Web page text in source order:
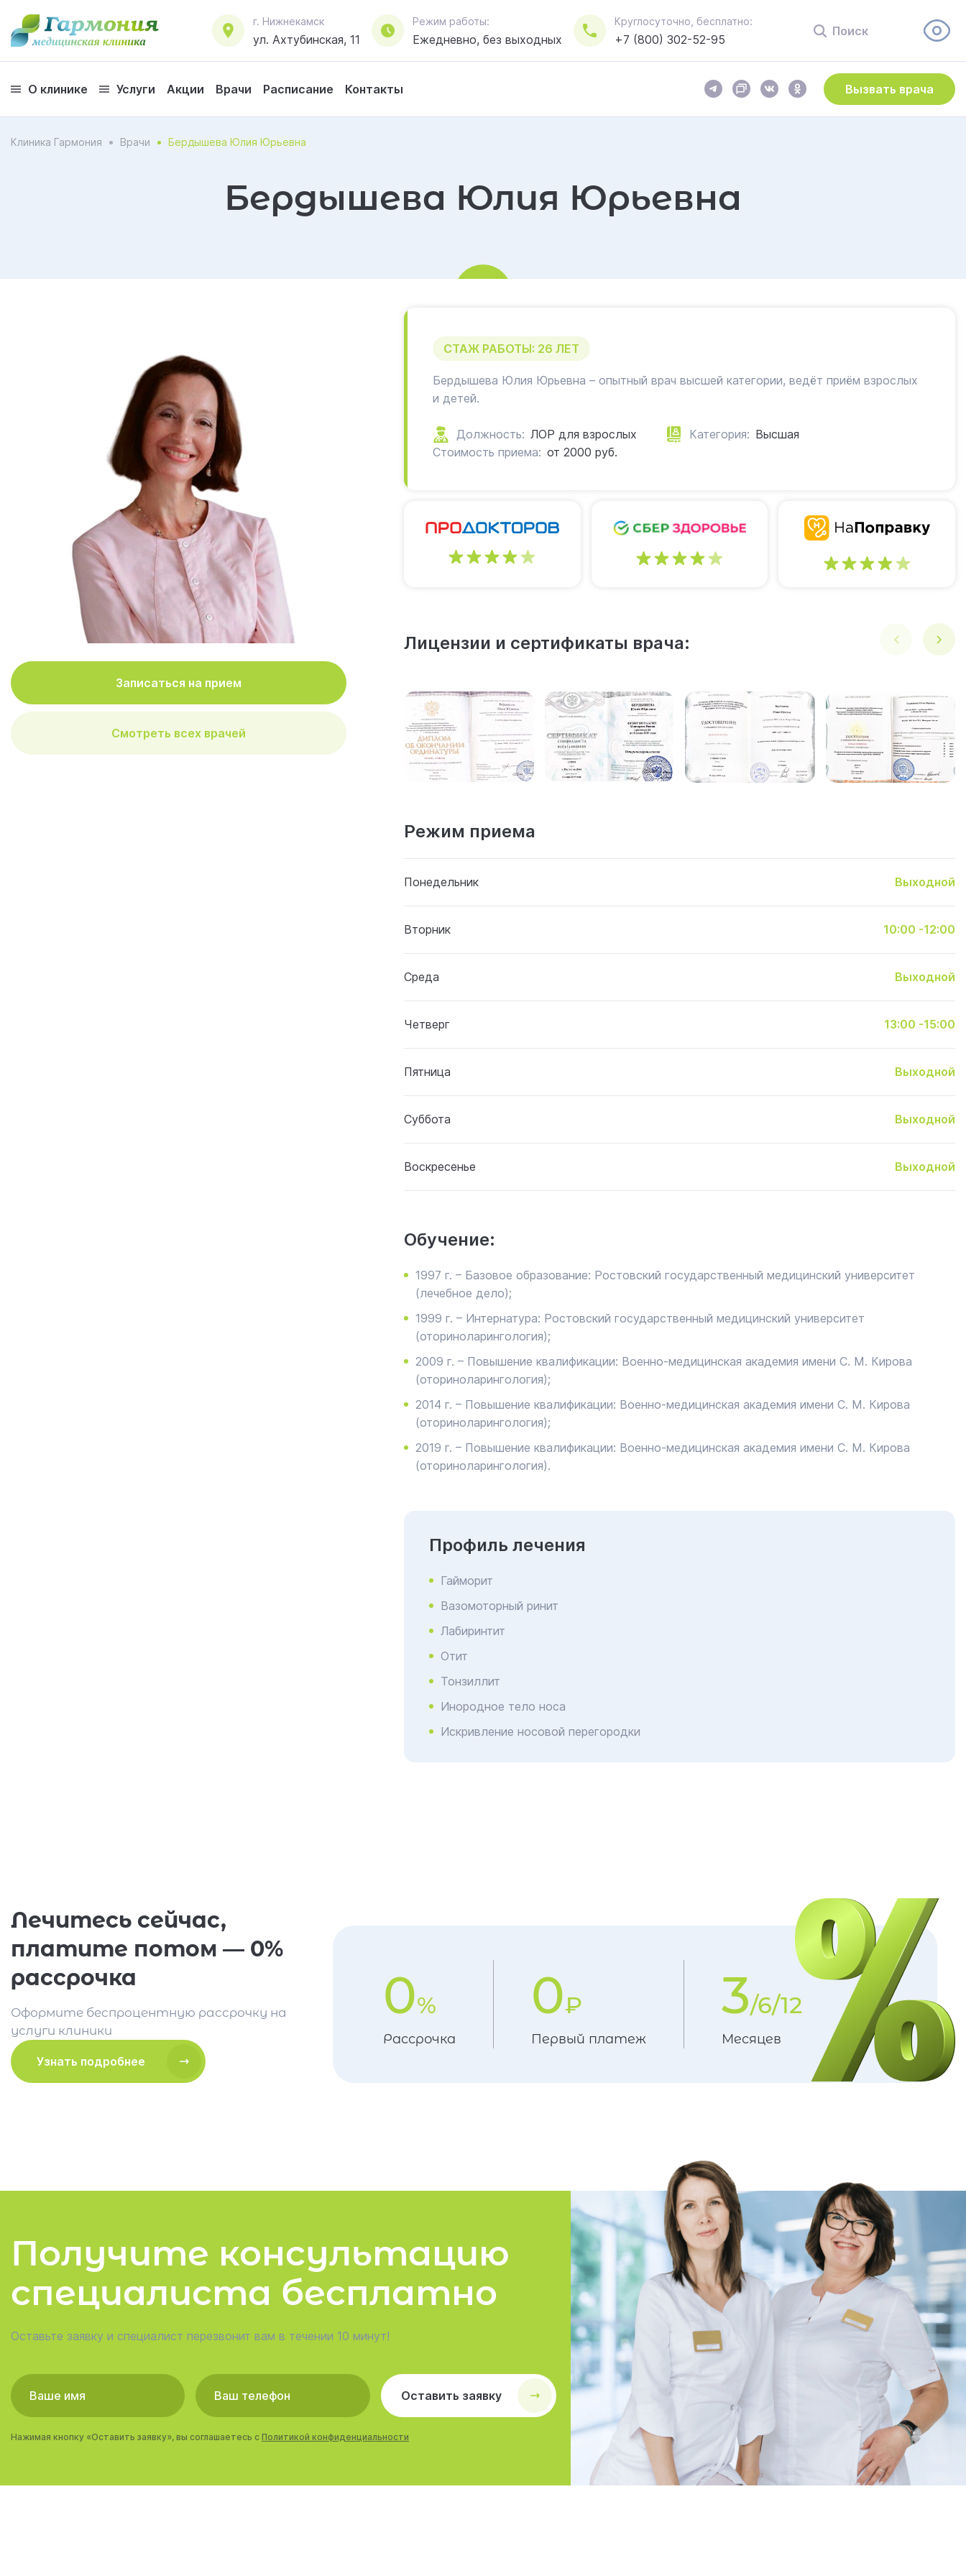
г. Нижнекамск
ул. Ахтубинская, 11
Режим работы:
Ежедневно, без выходных
Круглосуточно, бесплатно:
+7 (800) 302-52-95
Поиск
О клинике Услуги Акции Врачи Расписание Контакты Вызвать врача
Клиника Гармония Врачи Бердышева Юлия Юрьевна
Бердышева Юлия Юрьевна
Записаться на прием
Смотреть всех врачей
СТАЖ РАБОТЫ: 26 ЛЕТ
Бердышева Юлия Юрьевна – опытный врач высшей категории, ведёт приём взрослых
и детей.
Должность: ЛОР для взрослых Категория: Высшая
Стоимость приема: от 2000 руб.
4 4 4
Лицензии и сертификаты врача:
Режим приема
Понедельник Выходной
Вторник 10:00 -12:00
Среда Выходной
Четверг 13:00 -15:00
Пятница Выходной
Суббота Выходной
Воскресенье Выходной
Обучение:
1997 г. – Базовое образование: Ростовский государственный медицинский университет
(лечебное дело);
1999 г. – Интернатура: Ростовский государственный медицинский университет
(оториноларингология);
2009 г. – Повышение квалификации: Военно-медицинская академия имени С. М. Кирова
(оториноларингология);
2014 г. – Повышение квалификации: Военно-медицинская академия имени С. М. Кирова
(оториноларингология);
2019 г. – Повышение квалификации: Военно-медицинская академия имени С. М. Кирова
(оториноларингология).
Профиль лечения
Гайморит
Вазомоторный ринит
Лабиринтит
Отит
Тонзиллит
Инородное тело носа
Искривление носовой перегородки
Лечитесь сейчас,
платите потом — 0%
рассрочка
Оформите беспроцентную рассрочку на
услуги клиники
Узнать подробнее
0%
Рассрочка
0₽
Первый платеж
3/6/12
Месяцев
Получите консультацию
специалиста бесплатно
Оставьте заявку и специалист перезвонит вам в течении 10 минут!
Оставить заявку
Нажимая кнопку «Оставить заявку», вы соглашаетесь с Политикой конфиденциальности